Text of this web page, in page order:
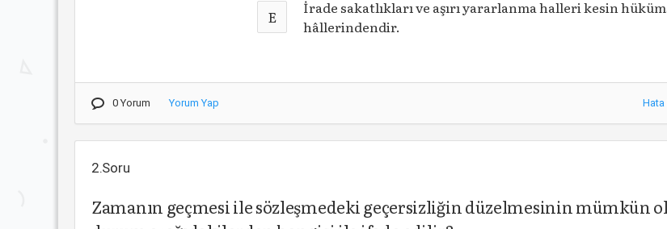
E
İrade sakatlıkları ve aşırı yararlanma halleri kesin
hâllerindendir.
0 Yorum Yorum Yap Hata
2.Soru
Zamanın geçmesi ile sözleşmedeki geçersizliğin düzelmesinin mümkün